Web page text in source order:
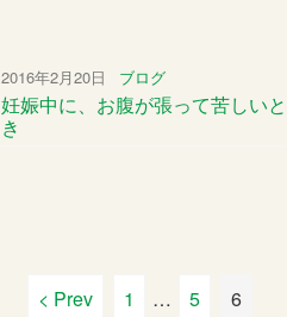
2016年2月20日 ブログ
妊娠中に、お腹が張って苦しいと
き
< Prev 1 … 5 6